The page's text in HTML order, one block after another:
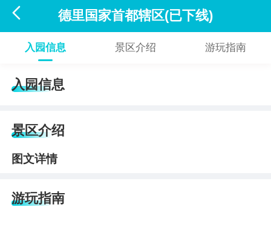
 德里国家首都辖区(已下线)
入园信息 景区介绍 游玩指南
入园信息
景区介绍
图文详情
游玩指南